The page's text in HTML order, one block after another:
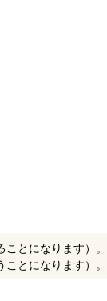
とになります）。
とになります）。